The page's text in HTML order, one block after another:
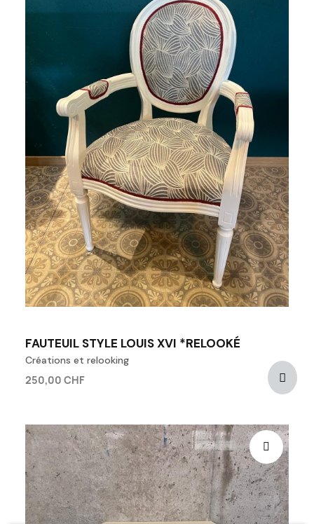
FAUTEUIL STYLE LOUIS XVI *RELOOKÉ
Créations et relooking
250,00 CHF